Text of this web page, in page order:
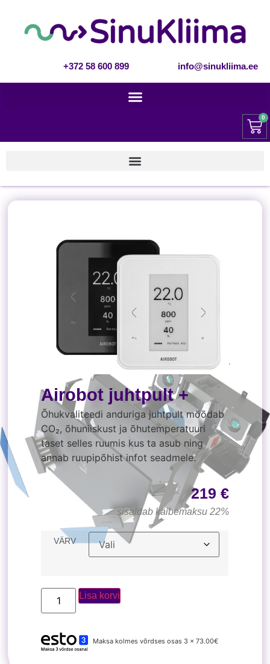
+372 58 600 899 info@sinukliima.ee
0
Airobot juhtpult +
Õhukvaliteedi anduriga juhtpult mõõdab
CO₂, õhuniiskust ja õhutemperatuuri
taset selles ruumis kus ta asub ning
annab ruupipõhist infot seadmele.
219 €
sisaldab käibemaksu 22%
VÄRV
Lisa korvi
Maksa kolmes võrdses osas 3 x 73.00€